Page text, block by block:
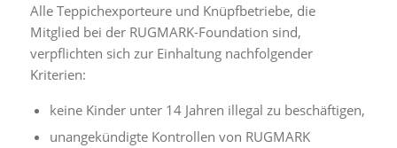
Alle Teppichexporteure und Knüpfbetriebe, die
Mitglied bei der RUGMARK-Foundation sind,
verpflichten sich zur Einhaltung nachfolgender
Kriterien:
keine Kinder unter 14 Jahren illegal zu beschäftigen,
unangekündigte Kontrollen von RUGMARK